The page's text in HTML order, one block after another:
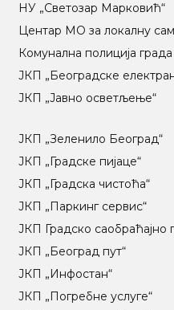
НУ „Светозар Марковић“
Центар МO за локалну
Комунална полиција
ЈКП „Београдске
ЈКП „Јавно осветљење“
ЈКП „Зеленило Београд“
ЈКП „Градске пијаце“
ЈКП „Градска чистоћа“
ЈКП „Паркинг сервис“
ЈКП Градско саобраћајно
ЈКП „Београд пут“
ЈКП „Инфостан“
ЈКП „Погребне услуге“